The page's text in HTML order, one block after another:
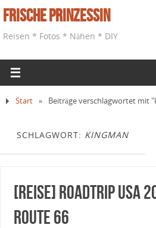
Frische Prinzessin
Reisen * Fotos * Nähen * DIY
Start » Beiträge verschlagwortet mit
SCHLAGWORT: KINGMAN
[Reise] Roadtrip USA
Route 66